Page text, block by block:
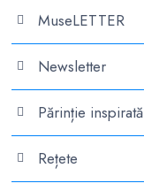
MuseLETTER
Newsletter
Părinție inspirată
Rețete